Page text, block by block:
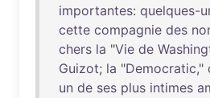
importantes: quelques-
cette compagnie des
chers la "Vie de
Guizot; la "Democratic,"
un de ses plus intimes